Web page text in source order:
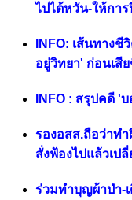
ไปไต้หวัน-ให้กา
INFO: เส้นทาง
อยู่วิทยา' ก่อนเสี
INFO : สรุปคดี '
รองอสส.ถือว่าท
สั่งฟ้องไปแล้วเป
ร่วมทำบุญผ้าป่า-